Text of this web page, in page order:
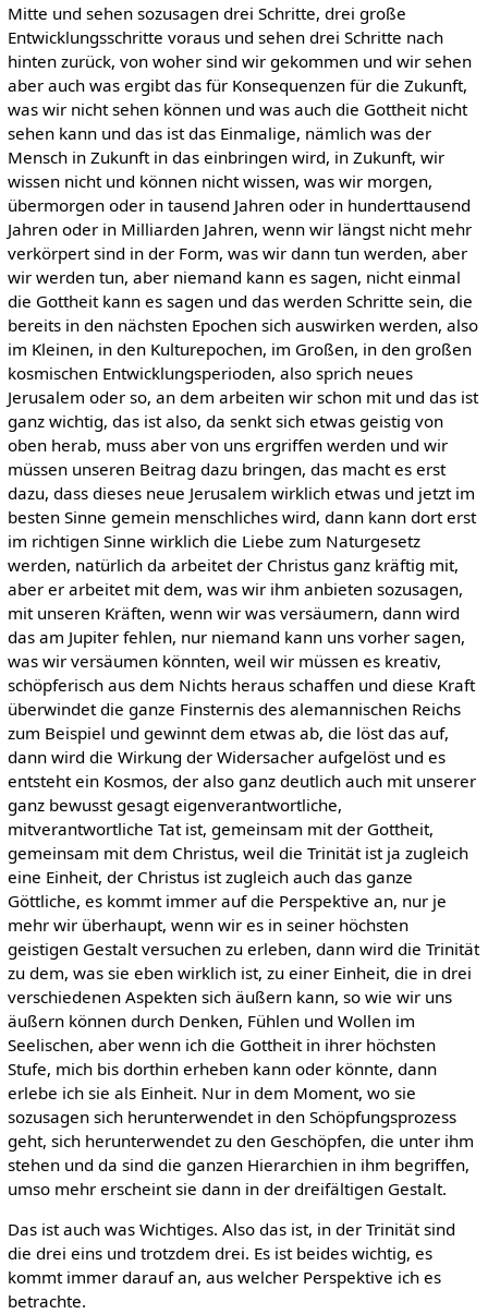
Mitte und sehen sozusagen drei Schritte, drei große
Entwicklungsschritte voraus und sehen drei Schritte nach
hinten zurück, von woher sind wir gekommen und wir sehen
aber auch was ergibt das für Konsequenzen für die Zukunft,
was wir nicht sehen können und was auch die Gottheit nicht
sehen kann und das ist das Einmalige, nämlich was der
Mensch in Zukunft in das einbringen wird, in Zukunft, wir
wissen nicht und können nicht wissen, was wir morgen,
übermorgen oder in tausend Jahren oder in hunderttausend
Jahren oder in Milliarden Jahren, wenn wir längst nicht mehr
verkörpert sind in der Form, was wir dann tun werden, aber
wir werden tun, aber niemand kann es sagen, nicht einmal
die Gottheit kann es sagen und das werden Schritte sein, die
bereits in den nächsten Epochen sich auswirken werden, also
im Kleinen, in den Kulturepochen, im Großen, in den großen
kosmischen Entwicklungsperioden, also sprich neues
Jerusalem oder so, an dem arbeiten wir schon mit und das ist
ganz wichtig, das ist also, da senkt sich etwas geistig von
oben herab, muss aber von uns ergriffen werden und wir
müssen unseren Beitrag dazu bringen, das macht es erst
dazu, dass dieses neue Jerusalem wirklich etwas und jetzt im
besten Sinne gemein menschliches wird, dann kann dort erst
im richtigen Sinne wirklich die Liebe zum Naturgesetz
werden, natürlich da arbeitet der Christus ganz kräftig mit,
aber er arbeitet mit dem, was wir ihm anbieten sozusagen,
mit unseren Kräften, wenn wir was versäumern, dann wird
das am Jupiter fehlen, nur niemand kann uns vorher sagen,
was wir versäumen könnten, weil wir müssen es kreativ,
schöpferisch aus dem Nichts heraus schaffen und diese Kraft
überwindet die ganze Finsternis des alemannischen Reichs
zum Beispiel und gewinnt dem etwas ab, die löst das auf,
dann wird die Wirkung der Widersacher aufgelöst und es
entsteht ein Kosmos, der also ganz deutlich auch mit unserer
ganz bewusst gesagt eigenverantwortliche,
mitverantwortliche Tat ist, gemeinsam mit der Gottheit,
gemeinsam mit dem Christus, weil die Trinität ist ja zugleich
eine Einheit, der Christus ist zugleich auch das ganze
Göttliche, es kommt immer auf die Perspektive an, nur je
mehr wir überhaupt, wenn wir es in seiner höchsten
geistigen Gestalt versuchen zu erleben, dann wird die Trinität
zu dem, was sie eben wirklich ist, zu einer Einheit, die in drei
verschiedenen Aspekten sich äußern kann, so wie wir uns
äußern können durch Denken, Fühlen und Wollen im
Seelischen, aber wenn ich die Gottheit in ihrer höchsten
Stufe, mich bis dorthin erheben kann oder könnte, dann
erlebe ich sie als Einheit. Nur in dem Moment, wo sie
sozusagen sich herunterwendet in den Schöpfungsprozess
geht, sich herunterwendet zu den Geschöpfen, die unter ihm
stehen und da sind die ganzen Hierarchien in ihm begriffen,
umso mehr erscheint sie dann in der dreifältigen Gestalt.
Das ist auch was Wichtiges. Also das ist, in der Trinität sind
die drei eins und trotzdem drei. Es ist beides wichtig, es
kommt immer darauf an, aus welcher Perspektive ich es
betrachte.